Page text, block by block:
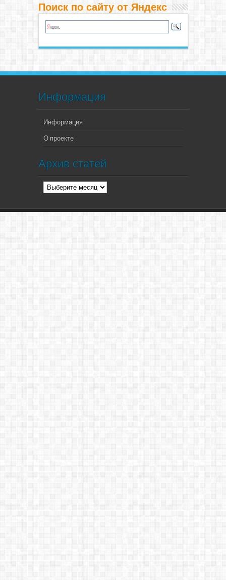
Поиск по сайту от Яндекс
Информация
Информация
О проекте
Архив статей
Архив
статей